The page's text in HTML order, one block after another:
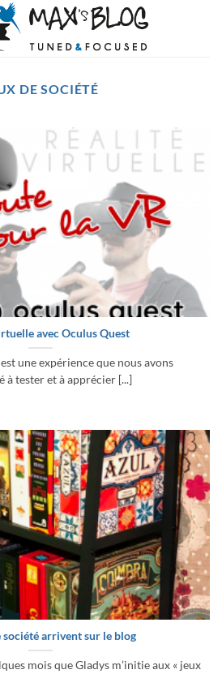
DE SOCIÉTÉ
avec Oculus Quest
une expérience que nous avons
à tester et à apprécier [...]
société arrivent sur le blog
mois que Gladys m’initie aux « jeux